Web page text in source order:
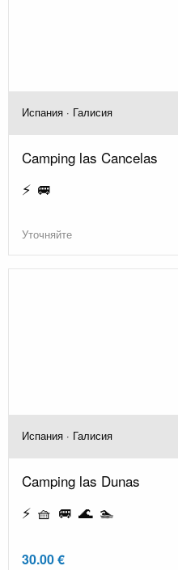
Испания · Галисия
Camping las Cancelas
⚡ 🚐
Уточняйте
Испания · Галисия
Camping las Dunas
⚡ 🧺 🚐 🌊 🏊
30.00 €